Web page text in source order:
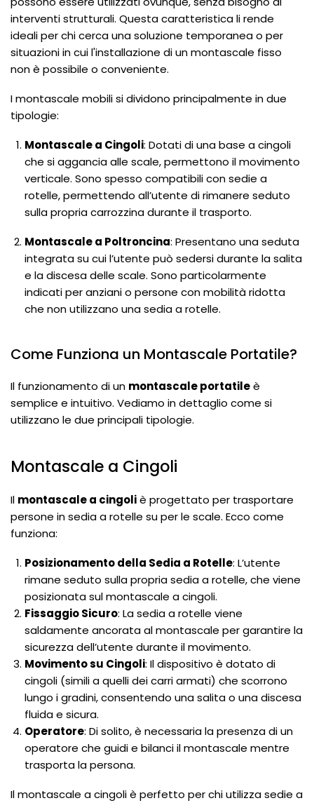
interventi strutturali. Questa caratteristica li rende
ideali per chi cerca una soluzione temporanea o per
situazioni in cui l'installazione di un montascale fisso
non è possibile o conveniente.
I montascale mobili si dividono principalmente in due
tipologie:
Montascale a Cingoli: Dotati di una base a cingoli
che si aggancia alle scale, permettono il movimento
verticale. Sono spesso compatibili con sedie a
rotelle, permettendo all’utente di rimanere seduto
sulla propria carrozzina durante il trasporto.
Montascale a Poltroncina: Presentano una seduta
integrata su cui l’utente può sedersi durante la salita
e la discesa delle scale. Sono particolarmente
indicati per anziani o persone con mobilità ridotta
che non utilizzano una sedia a rotelle.
Come Funziona un Montascale Portatile?
Il funzionamento di un montascale portatileè
semplice e intuitivo. Vediamo in dettaglio come si
utilizzano le due principali tipologie.
Montascale a Cingoli
Il montascale a cingoliè progettato per trasportare
persone in sedia a rotelle su per le scale. Ecco come
funziona:
Posizionamento della Sedia a Rotelle: L’utente
rimane seduto sulla propria sedia a rotelle, che viene
posizionata sul montascale a cingoli.
Fissaggio Sicuro: La sedia a rotelle viene
saldamente ancorata al montascale per garantire la
sicurezza dell’utente durante il movimento.
Movimento su Cingoli: Il dispositivo è dotato di
cingoli (simili a quelli dei carri armati) che scorrono
lungo i gradini, consentendo una salita o una discesa
fluida e sicura.
Operatore: Di solito, è necessaria la presenza di un
operatore che guidi e bilanci il montascale mentre
trasporta la persona.
Il montascale a cingoli è perfetto per chi utilizza sedie a